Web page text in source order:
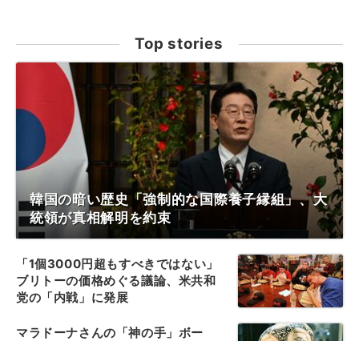
Top stories
韓国の暗い歴史「強制的な国際養子縁組」、大
統領が真相解明を約束
「1個3000円超もすべきではない」
ブリトーの価格めぐる議論、米共和
党の「内戦」に発展
マラドーナさんの「神の手」ボー